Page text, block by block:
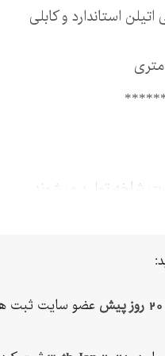
استاندارد و کابلی
متری
شاخه تولید میشوند
پیش عضو سایت ثبت